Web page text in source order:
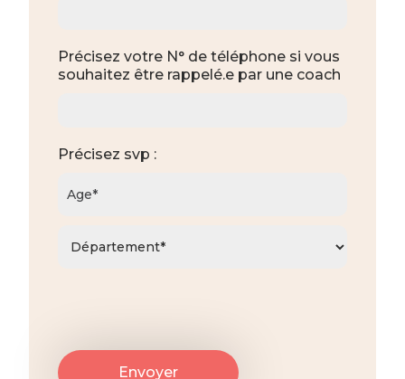
Précisez votre N° de téléphone si vous
souhaitez être rappelé.e par une coach
Précisez svp :